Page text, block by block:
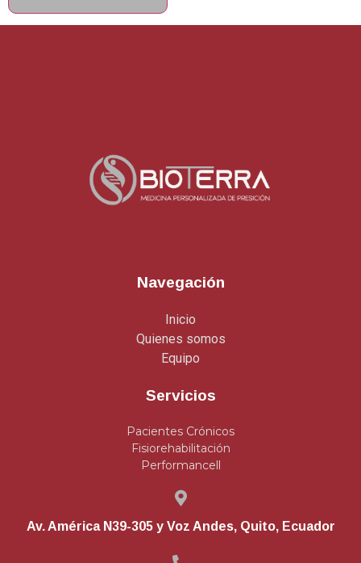
Navegación
Inicio
Quienes somos
Equipo
Servicios
Pacientes Crónicos
Fisiorehabilitación
Performancell
Av. América N39-305 y Voz Andes, Quito, Ecuador